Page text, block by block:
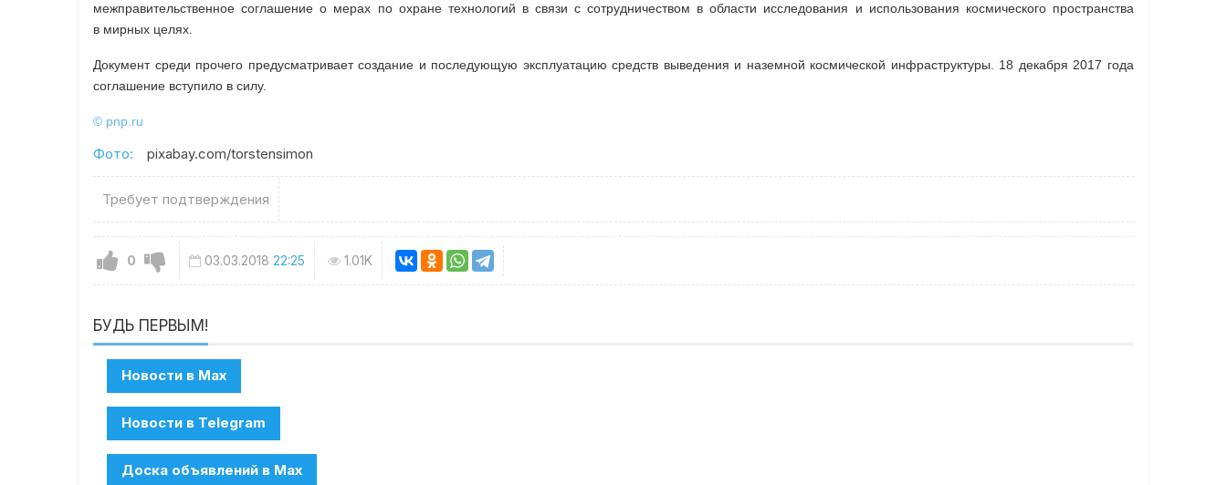
межправительственное соглашение о мерах по охране технологий в связи с сотрудничеством в области исследования и использования космического пространства
в мирных целях.
Документ среди прочего предусматривает создание и последующую эксплуатацию средств выведения и наземной космической инфраструктуры. 18 декабря 2017 года
соглашение вступило в силу.
© pnp.ru
Фото: pixabay.com/torstensimon
Требует подтверждения
0 03.03.2018 22:25 1.01K
БУДЬ ПЕРВЫМ!